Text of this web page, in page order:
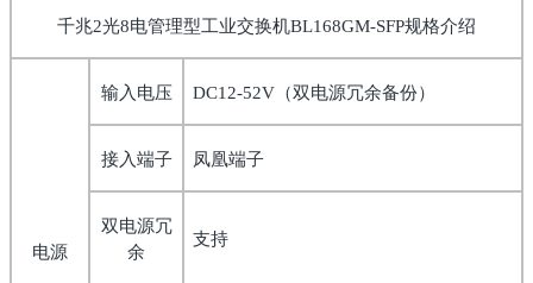
千兆2光8电管理型工业交换机BL168GM-SFP规格介绍
电源
输入电压 DC12-52V （双电源冗余备份）
接入端子 凤凰端子
双电源冗
余
支持